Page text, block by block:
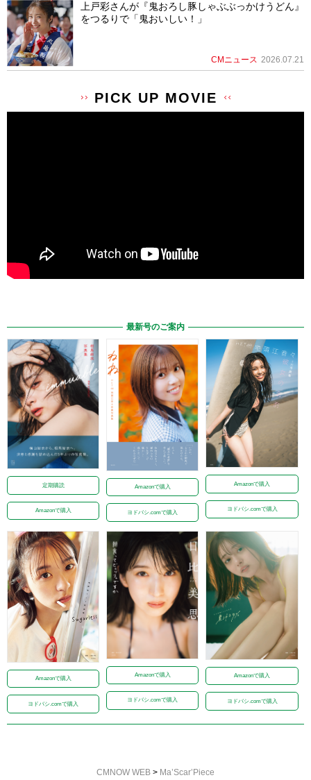
上戸彩さんが『鬼おろし豚しゃぶぶっかけうどん』
をつるりで「鬼おいしい！」
CMニュース 2026.07.21
PICK UP MOVIE
最新号のご案内
定期購読
Amazonで購入
Amazonで購入
ヨドバシ.comで購入
Amazonで購入
ヨドバシ.comで購入
Amazonで購入
ヨドバシ.comで購入
Amazonで購入
ヨドバシ.comで購入
Amazonで購入
ヨドバシ.comで購入
CMNOW WEB > Ma’Scar’Piece